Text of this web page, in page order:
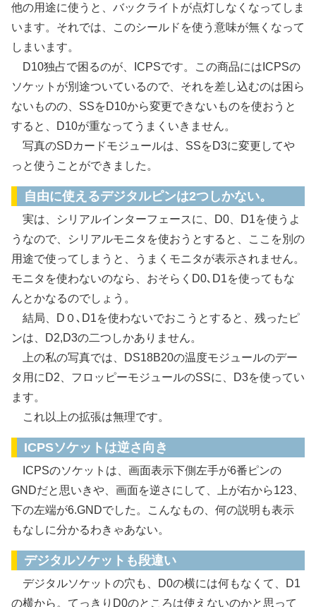
他の用途に使うと、バックライトが点灯しなくなってしま
います。それでは、このシールドを使う意味が無くなって
しまいます。
D10独占で困るのが、ICPSです。この商品にはICPSの
ソケットが別途ついているので、それを差し込むのは困ら
ないものの、SSをD10から変更できないものを使おうと
すると、D10が重なってうまくいきません。
写真のSDカードモジュールは、SSをD3に変更してや
っと使うことができました。
自由に使えるデジタルピンは2つしかない。
実は、シリアルインターフェースに、D0、D1を使うよ
うなので、シリアルモニタを使おうとすると、ここを別の
用途で使ってしまうと、うまくモニタが表示されません。
モニタを使わないのなら、おそらくD0､D1を使ってもな
んとかなるのでしょう。
結局、D０､D1を使わないでおこうとすると、残ったピ
ンは、D2,D3の二つしかありません。
上の私の写真では、DS18B20の温度モジュールのデー
タ用にD2、フロッピーモジュールのSSに、D3を使ってい
ます。
これ以上の拡張は無理です。
ICPSソケットは逆さ向き
ICPSのソケットは、画面表示下側左手が6番ピンの
GNDだと思いきや、画面を逆さにして、上が右から123、
下の左端が6.GNDでした。こんなもの、何の説明も表示
もなしに分かるわきゃあない。
デジタルソケットも段違い
デジタルソケットの穴も、D0の横には何もなくて、D1
の横から。てっきりD0のところは使えないのかと思って